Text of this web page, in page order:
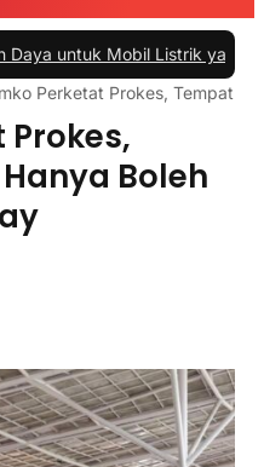
Mobil Listrik yang Perlu
Perketat Prokes, Tempat
Prokes,
Boleh